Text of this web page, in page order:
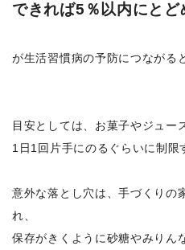
できれば5％以内にとど
が生活習慣病の予防につながる
目安としては、お菓子やジュー
1日1回片手にのるぐらいに制限
意外な落とし穴は、手づくりの
れ、
保存がきくように砂糖やみりん